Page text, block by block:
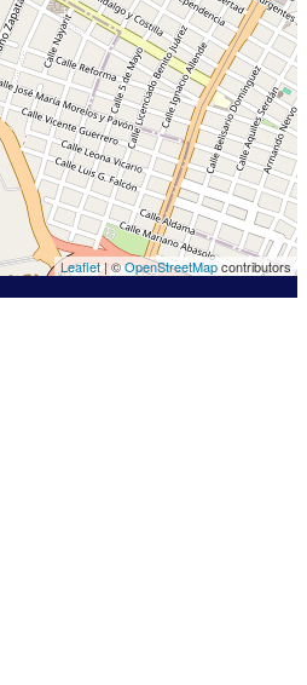
Leaflet| ©OpenStreetMapcontributors